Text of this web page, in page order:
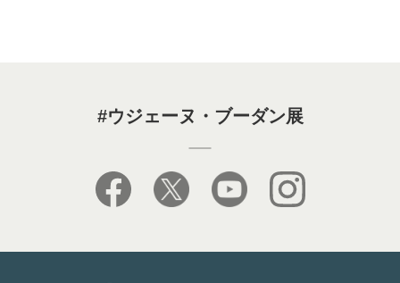
#ウジェーヌ・ブーダン展